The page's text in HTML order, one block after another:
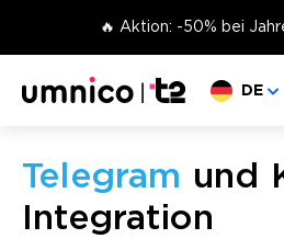
🔥 Aktion: -50% bei
Sprache
DE
Telegram und
Integration